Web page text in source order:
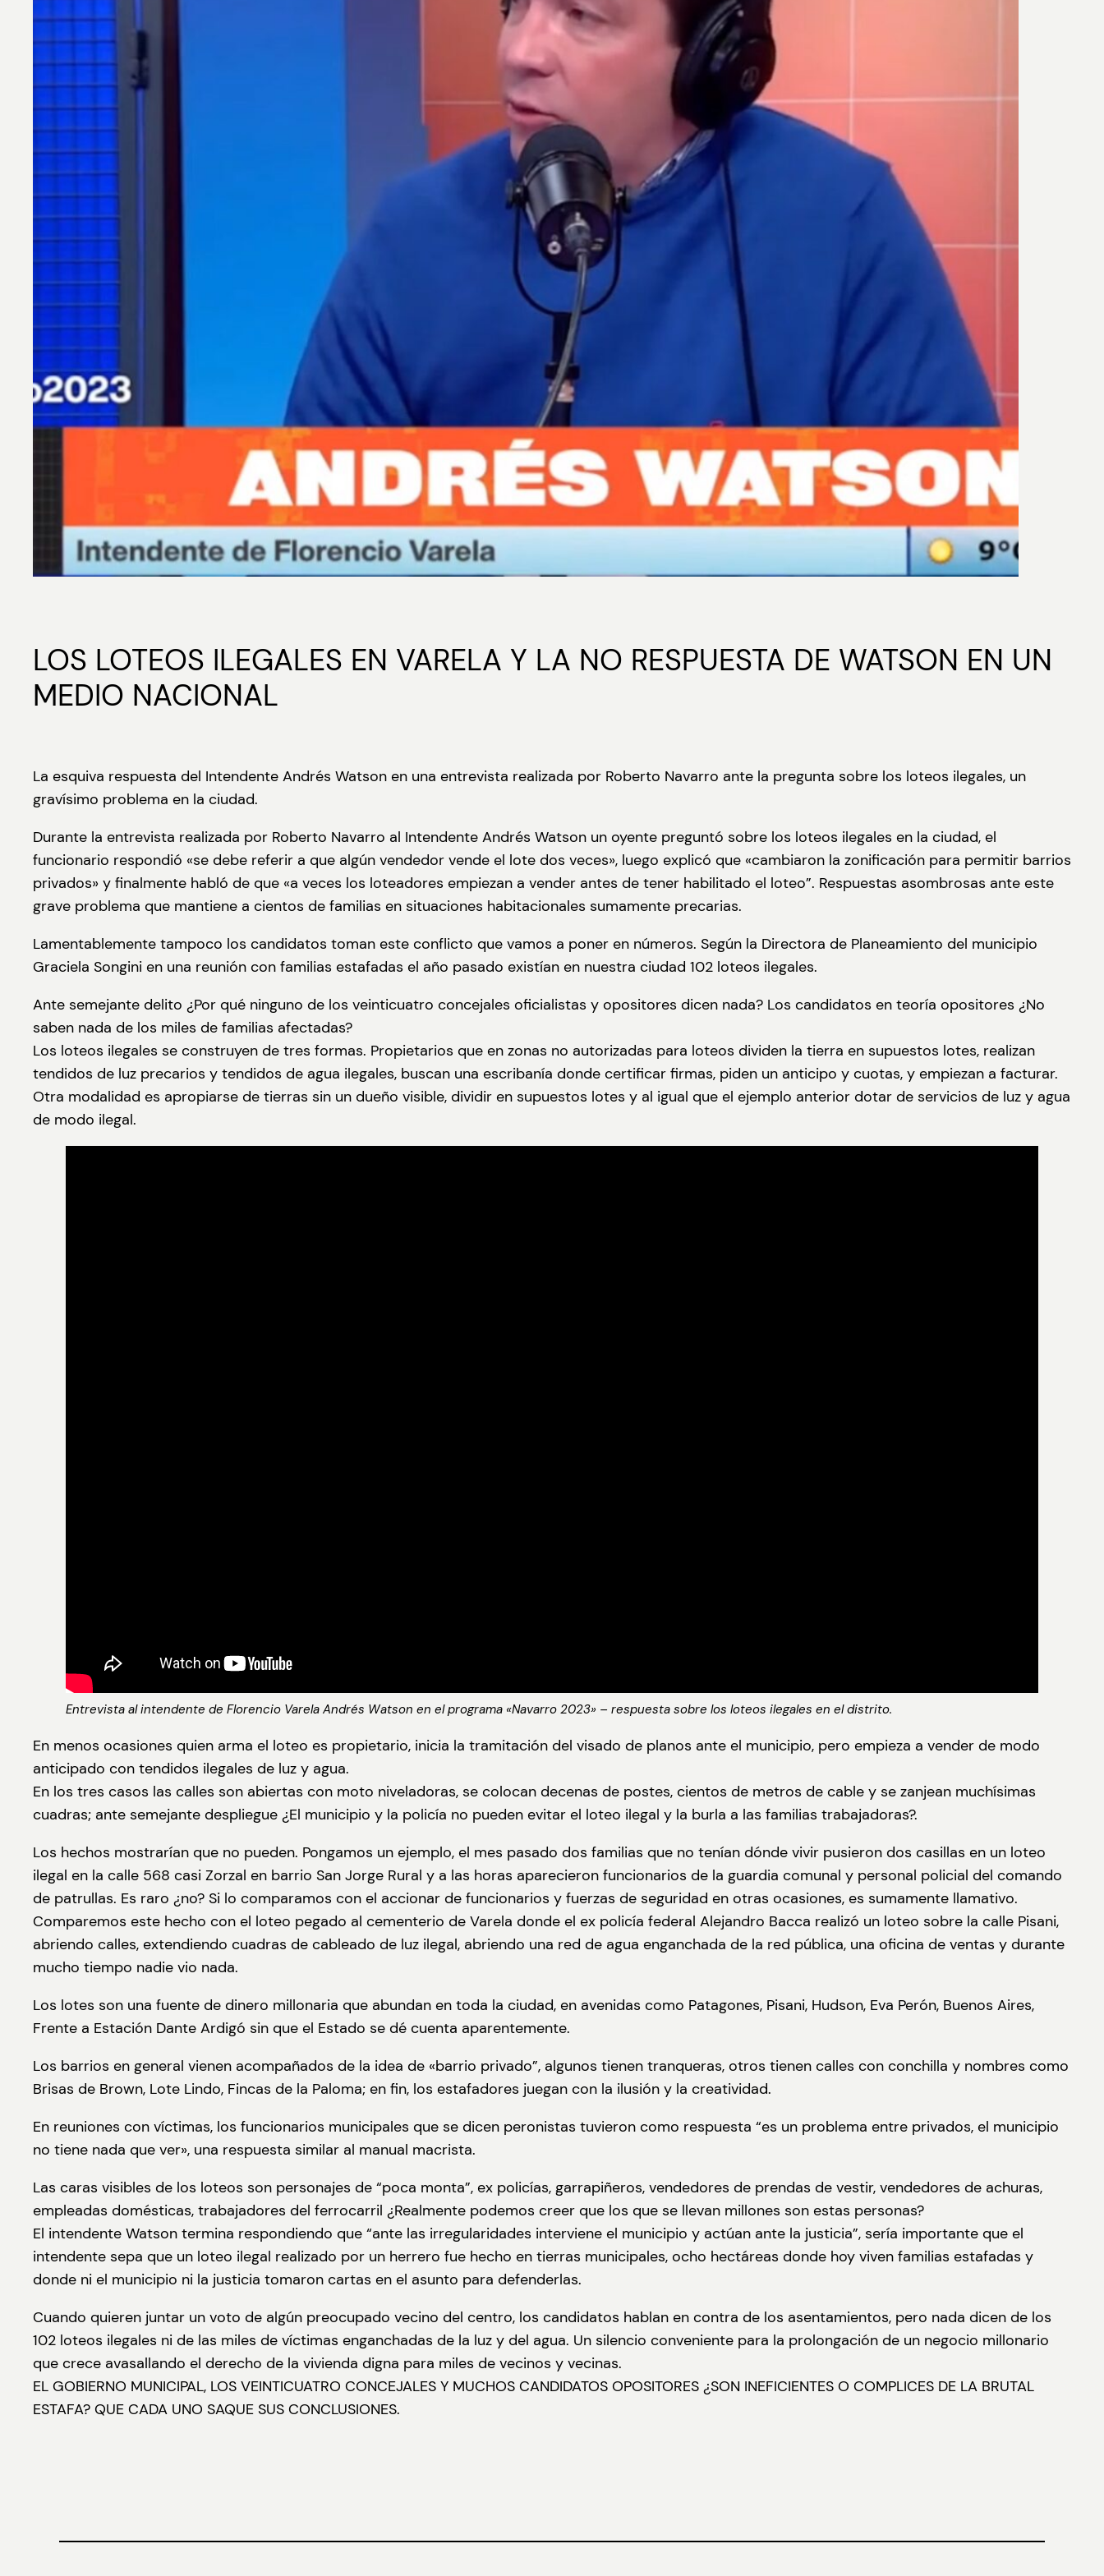
LOS LOTEOS ILEGALES EN VARELA Y LA NO RESPUESTA DE WATSON EN UN
MEDIO NACIONAL
La esquiva respuesta del Intendente Andrés Watson en una entrevista realizada por Roberto Navarro ante la pregunta sobre los loteos ilegales, un
gravísimo problema en la ciudad.
Durante la entrevista realizada por Roberto Navarro al Intendente Andrés Watson un oyente preguntó sobre los loteos ilegales en la ciudad, el
funcionario respondió «se debe referir a que algún vendedor vende el lote dos veces», luego explicó que «cambiaron la zonificación para permitir barrios
privados» y finalmente habló de que «a veces los loteadores empiezan a vender antes de tener habilitado el loteo”. Respuestas asombrosas ante este
grave problema que mantiene a cientos de familias en situaciones habitacionales sumamente precarias.
Lamentablemente tampoco los candidatos toman este conflicto que vamos a poner en números. Según la Directora de Planeamiento del municipio
Graciela Songini en una reunión con familias estafadas el año pasado existían en nuestra ciudad 102 loteos ilegales.
Ante semejante delito ¿Por qué ninguno de los veinticuatro concejales oficialistas y opositores dicen nada? Los candidatos en teoría opositores ¿No
saben nada de los miles de familias afectadas?
Los loteos ilegales se construyen de tres formas. Propietarios que en zonas no autorizadas para loteos dividen la tierra en supuestos lotes, realizan
tendidos de luz precarios y tendidos de agua ilegales, buscan una escribanía donde certificar firmas, piden un anticipo y cuotas, y empiezan a facturar.
Otra modalidad es apropiarse de tierras sin un dueño visible, dividir en supuestos lotes y al igual que el ejemplo anterior dotar de servicios de luz y agua
de modo ilegal.
Entrevista al intendente de Florencio Varela Andrés Watson en el programa «Navarro 2023» – respuesta sobre los loteos ilegales en el distrito.
En menos ocasiones quien arma el loteo es propietario, inicia la tramitación del visado de planos ante el municipio, pero empieza a vender de modo
anticipado con tendidos ilegales de luz y agua.
En los tres casos las calles son abiertas con moto niveladoras, se colocan decenas de postes, cientos de metros de cable y se zanjean muchísimas
cuadras; ante semejante despliegue ¿El municipio y la policía no pueden evitar el loteo ilegal y la burla a las familias trabajadoras?.
Los hechos mostrarían que no pueden. Pongamos un ejemplo, el mes pasado dos familias que no tenían dónde vivir pusieron dos casillas en un loteo
ilegal en la calle 568 casi Zorzal en barrio San Jorge Rural y a las horas aparecieron funcionarios de la guardia comunal y personal policial del comando
de patrullas. Es raro ¿no? Si lo comparamos con el accionar de funcionarios y fuerzas de seguridad en otras ocasiones, es sumamente llamativo.
Comparemos este hecho con el loteo pegado al cementerio de Varela donde el ex policía federal Alejandro Bacca realizó un loteo sobre la calle Pisani,
abriendo calles, extendiendo cuadras de cableado de luz ilegal, abriendo una red de agua enganchada de la red pública, una oficina de ventas y durante
mucho tiempo nadie vio nada.
Los lotes son una fuente de dinero millonaria que abundan en toda la ciudad, en avenidas como Patagones, Pisani, Hudson, Eva Perón, Buenos Aires,
Frente a Estación Dante Ardigó sin que el Estado se dé cuenta aparentemente.
Los barrios en general vienen acompañados de la idea de «barrio privado”, algunos tienen tranqueras, otros tienen calles con conchilla y nombres como
Brisas de Brown, Lote Lindo, Fincas de la Paloma; en fin, los estafadores juegan con la ilusión y la creatividad.
En reuniones con víctimas, los funcionarios municipales que se dicen peronistas tuvieron como respuesta “es un problema entre privados, el municipio
no tiene nada que ver», una respuesta similar al manual macrista.
Las caras visibles de los loteos son personajes de “poca monta”, ex policías, garrapiñeros, vendedores de prendas de vestir, vendedores de achuras,
empleadas domésticas, trabajadores del ferrocarril ¿Realmente podemos creer que los que se llevan millones son estas personas?
El intendente Watson termina respondiendo que “ante las irregularidades interviene el municipio y actúan ante la justicia”, sería importante que el
intendente sepa que un loteo ilegal realizado por un herrero fue hecho en tierras municipales, ocho hectáreas donde hoy viven familias estafadas y
donde ni el municipio ni la justicia tomaron cartas en el asunto para defenderlas.
Cuando quieren juntar un voto de algún preocupado vecino del centro, los candidatos hablan en contra de los asentamientos, pero nada dicen de los
102 loteos ilegales ni de las miles de víctimas enganchadas de la luz y del agua. Un silencio conveniente para la prolongación de un negocio millonario
que crece avasallando el derecho de la vivienda digna para miles de vecinos y vecinas.
EL GOBIERNO MUNICIPAL, LOS VEINTICUATRO CONCEJALES Y MUCHOS CANDIDATOS OPOSITORES ¿SON INEFICIENTES O COMPLICES DE LA BRUTAL
ESTAFA? QUE CADA UNO SAQUE SUS CONCLUSIONES.